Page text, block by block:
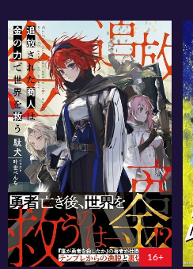
32
0 0
86:5:55:8
16+